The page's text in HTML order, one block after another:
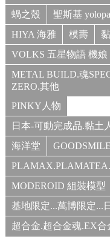
蝸之殼
聖斯基
HIYA 海雅
模壽
VOLKS 五星物語 機娘
METAL BUILD.魂
ZERO.其他
PINKY人物
日本-可動完成品.黏土
海洋堂
MODEROID 組裝模型
基地限定...萬博限定...
超合金.超合金魂.EX合